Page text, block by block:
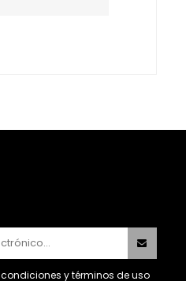
condiciones y términos de uso